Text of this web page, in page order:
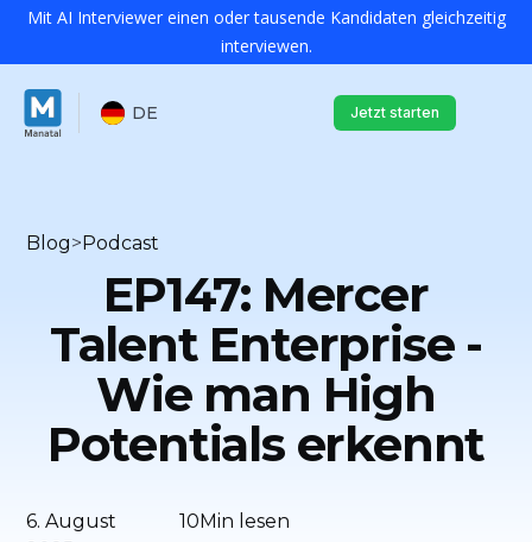
Mit AI Interviewer einen oder tausende Kandidaten gleichzeitig
interviewen.
DE Jetzt starten
Blog>Podcast
EP147: Mercer
Talent Enterprise -
Wie man High
Potentials erkennt
6. August
10Min lesen